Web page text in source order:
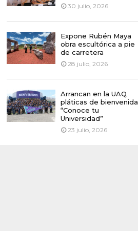
30 julio, 2026
Expone Rubén Maya
obra escultórica a pie
de carretera
28 julio, 2026
Arrancan en la UAQ
pláticas de bienvenida
“Conoce tu
Universidad”
23 julio, 2026